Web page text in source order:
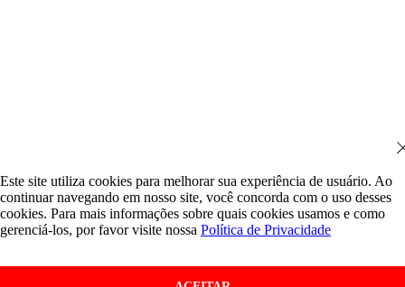
Este site utiliza cookies para melhorar sua experiência de usuário. Ao
continuar navegando em nosso site, você concorda com o uso desses
cookies. Para mais informações sobre quais cookies usamos e como
gerenciá-los, por favor visite nossa Política de Privacidade